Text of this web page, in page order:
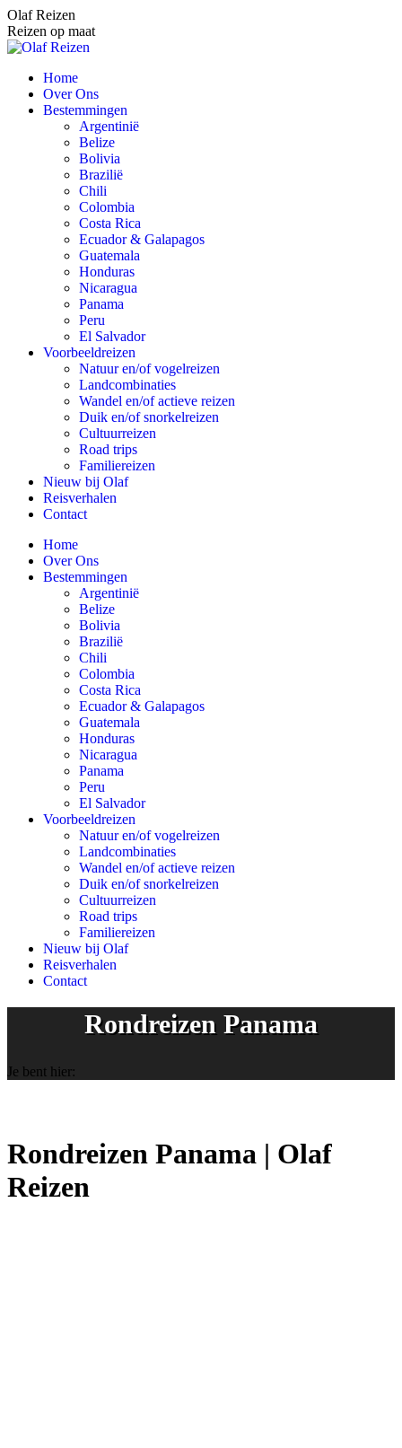
Spring
naar
content
Olaf Reizen
Reizen op maat
Home
Over Ons
Bestemmingen
Argentinië
Belize
Bolivia
Brazilië
Chili
Colombia
Costa Rica
Ecuador & Galapagos
Guatemala
Honduras
Nicaragua
Panama
Peru
El Salvador
Voorbeeldreizen
Natuur en/of vogelreizen
Landcombinaties
Wandel en/of actieve reizen
Duik en/of snorkelreizen
Cultuurreizen
Road trips
Familiereizen
Nieuw bij Olaf
Reisverhalen
Contact
Home
Over Ons
Bestemmingen
Argentinië
Belize
Bolivia
Brazilië
Chili
Colombia
Costa Rica
Ecuador & Galapagos
Guatemala
Honduras
Nicaragua
Panama
Peru
El Salvador
Voorbeeldreizen
Natuur en/of vogelreizen
Landcombinaties
Wandel en/of actieve reizen
Duik en/of snorkelreizen
Cultuurreizen
Road trips
Familiereizen
Nieuw bij Olaf
Reisverhalen
Contact
Rondreizen Panama
Je bent hier:
Rondreizen Panama | Olaf
Reizen